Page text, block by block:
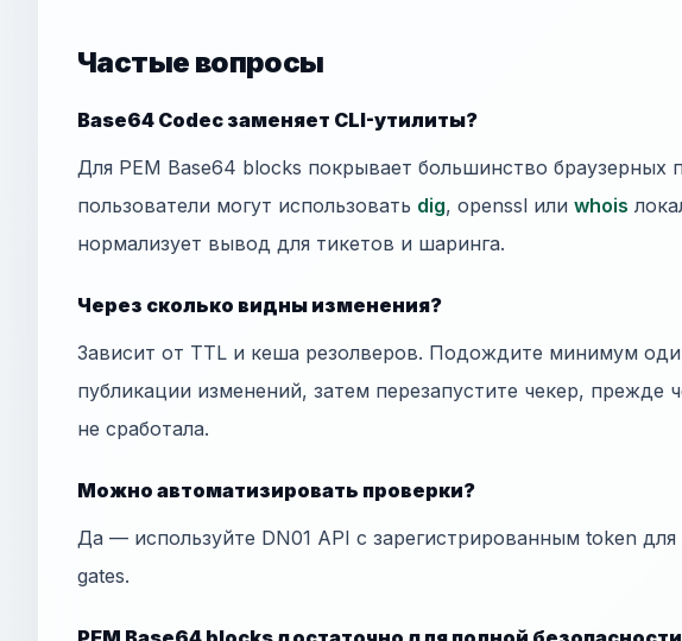
Частые вопросы
Base64 Codec заменяет CLI-утилиты?
Для PEM Base64 blocks покрывает большинство браузерных
пользователи могут использовать dig, openssl или whois
нормализует вывод для тикетов и шаринга.
Через сколько видны изменения?
Зависит от TTL и кеша резолверов. Подождите минимум
публикации изменений, затем перезапустите чекер, прежде
не сработала.
Можно автоматизировать проверки?
Да — используйте DN01 API с зарегистрированным token
gates.